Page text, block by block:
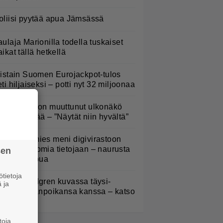
pyytää apua Jämsässä
Marionilla todella tuskaiset
tällä hetkellä
Suomen Eurojackpot-tulos
hiljaiseksi – potti nyt 32 miljoonaa
Harkimon muuttunut ulkonäkö
– ”Näytät niin hyvältä”
meni digivirastoon
omia tietojaan – naurusta
tullut loppua
Lindgren kuvassa täysi-
pojanpoikansa kanssa – katso
ja